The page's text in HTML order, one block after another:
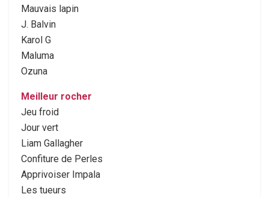
Mauvais lapin
J. Balvin
Karol G
Maluma
Ozuna
Meilleur rocher
Jeu froid
Jour vert
Liam Gallagher
Confiture de Perles
Apprivoiser Impala
Les tueurs